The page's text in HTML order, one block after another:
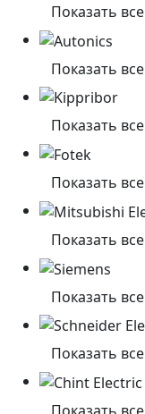
Показать все
Показать все
Показать все
Показать все
Показать все
Показать все
Показать все